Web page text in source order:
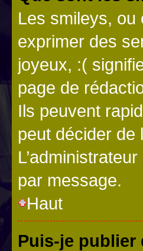
Les smileys, ou
exprimer des
joyeux, :(
page de
Ils peuvent
peut décider de
par message.
Haut
Puis-je publier